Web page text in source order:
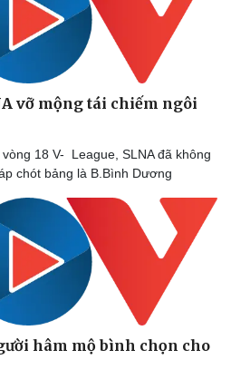
vỡ mộng tái chiếm ngôi
18 V- League, SLNA đã không
chót bảng là B.Bình Dương
hâm mộ bình chọn cho